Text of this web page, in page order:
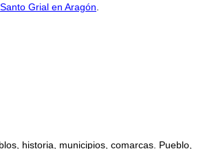
Santo Grial en Aragón.
historia, municipios, comarcas. Pueblo,